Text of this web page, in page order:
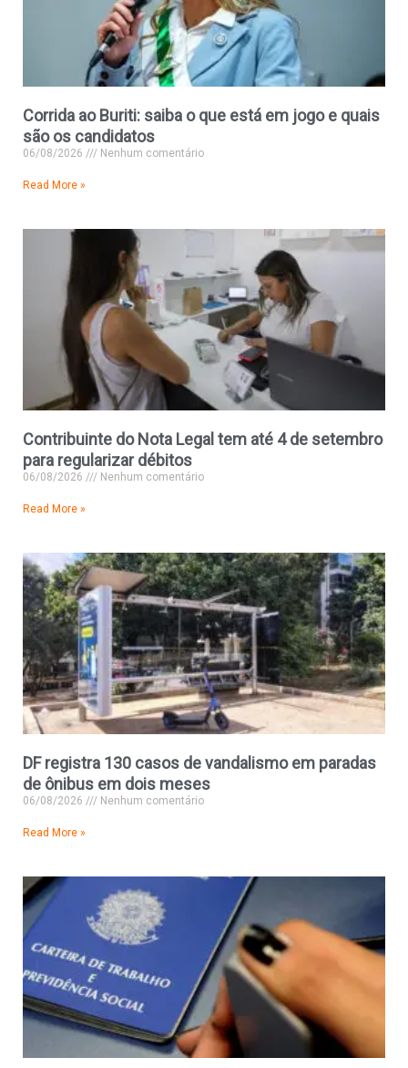
Corrida ao Buriti: saiba o que está em jogo e quais
são os candidatos
06/08/2026 Nenhum comentário
Read More »
Contribuinte do Nota Legal tem até 4 de setembro
para regularizar débitos
06/08/2026 Nenhum comentário
Read More »
DF registra 130 casos de vandalismo em paradas
de ônibus em dois meses
06/08/2026 Nenhum comentário
Read More »